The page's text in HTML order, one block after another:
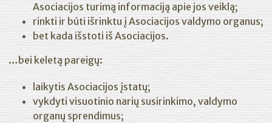
Asociacijos turimą informaciją apie jos veiklą;
rinkti ir būti išrinktu į Asociacijos valdymo organus;
bet kada išstoti iš Asociacijos.
…bei keletą pareigų:
laikytis Asociacijos įstatų;
vykdyti visuotinio narių susirinkimo, valdymo
organų sprendimus;